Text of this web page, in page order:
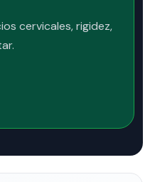
cervicales, rigidez,